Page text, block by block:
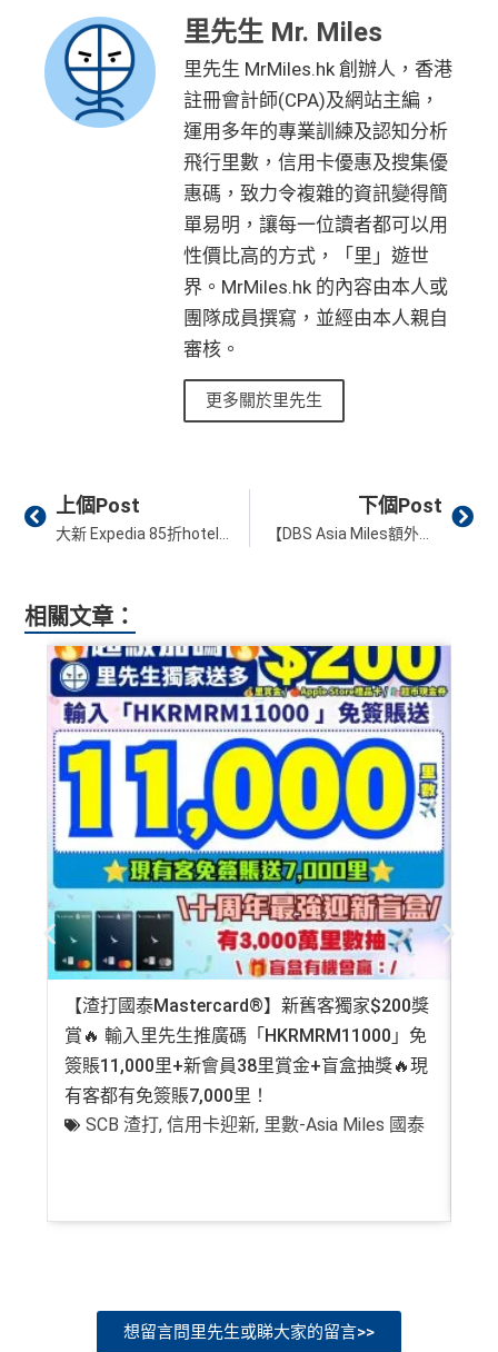
港元支付海外商戶(如Expedia)無1%CBF手續費
無積分
可以玩到酒店積分計劃！
Citibank積分
無限期
兌換里數酒店積分免手續費
• 香港瑰麗酒店住宿，餐飲及生日餐飲禮遇
• Citi Prestige禮賓部，幫你搞掂餐廳、酒店預訂
• 獨家本地米芝蓮官方美饌禮遇，享高達八折餐飲優惠
• 世界各地指定的高爾夫球場免果嶺費
年薪要求高，要HK$600,000
年費無得走HK$3,800，不過有里數收返，都夠去一轉
訪之金融機構、
有金融產品和服務均以他們作準，
網站為產品資訊的最更新版本。 本網站產品之比較結果建
於客觀分析，因此就算獲第三方廣告客戶贊助，我們並
不會特別註明。 Disclaimer: At MrMiles, we strive to keep
our information accurate and up to date. This information
may be different than what you see when you visit a finan
cial institution, service provider or specific product’s site. F
or any discrepancy in product information, please refer to t
he financial institution’s website for the most updated versi
on. All financial products and services are presented witho
ut warranty. Additionally, this site may be compensated thr
ough third party advertisers. However, the results of our c
omparison tools which are not marked as sponsored are a
lways based on objective analysis first.
查看更多信用卡詳情及分析...
DCC無積分
免責聲明：里先生努力保持信息準確。若 任何信息與你到
服務供應商或特定產品網站有所出入，所
有金融產品和服務均以他們作準，請參閱相關金融機構的
網站為產品資訊的最更新版本。 本網站產品之比較結果建
因此就算獲第三方廣告客戶贊助，我們並
Disclaimer: At MrMiles, we strive to keep
our information accurate and up to date. This information
may be different than what you see when you visit a finan
cial institution, service provider or specific product’s site. F
or any discrepancy in product information, please refer to t
he financial institution’s website for the most updated versi
on. All financial products and services are presented witho
omparison tools which are not marked as sponsored are a
lways based on objective analysis first.
里先生 Mr. Miles
里先生 MrMiles.hk 創辦人，香港
註冊會計師(CPA)及網站主編，
運用多年的專業訓練及認知分析
飛行里數，信用卡優惠及搜集優
惠碼，致力令複雜的資訊變得簡
單易明，讓每一位讀者都可以用
性價比高的方式，「里」遊世
界。MrMiles.hk 的內容由本人或
團隊成員撰寫，並經由本人親自
審核。
更多關於里先生
Prev
上個Post
大新 Expedia 85折hotel discount promotion code 酒店折扣推廣優惠代碼
下個Post
【DBS Asia Miles額外里數】推廣期內以DBS$兌換Asia Miles可獲額外10%里數！Asia Miles新會員仲有額外500里！
相關文章：
【渣打國泰Mastercard®】新舊客獨家$200獎
賞🔥 輸入里先生推廣碼「HKRMRM11000」免
簽賬11,000里+新會員38里賞金+盲盒抽獎🔥現
有客都有免簽賬7,000里！
SCB 渣打,信用卡迎新, 里數-Asia Miles 國泰
想留言問里先生或睇大家的留言>>